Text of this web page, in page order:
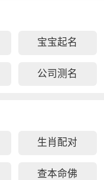
宝宝起名
公司测名
生肖配对
查本命佛